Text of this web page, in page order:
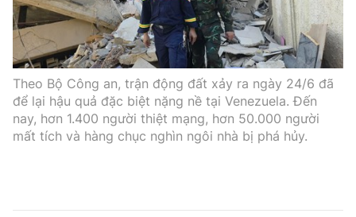
Theo Bộ Công an, trận động đất xảy ra ngày 24/6 đã
để lại hậu quả đặc biệt nặng nề tại Venezuela. Đến
nay, hơn 1.400 người thiệt mạng, hơn 50.000 người
mất tích và hàng chục nghìn ngôi nhà bị phá hủy.